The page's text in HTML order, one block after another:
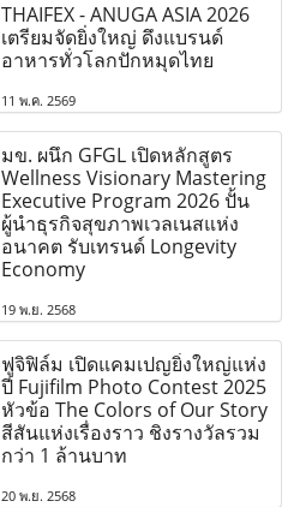
THAIFEX - ANUGA ASIA 2026
เตรียมจัดยิ่งใหญ่ ดึงแบรนด์
อาหารทั่วโลกปักหมุดไทย
11 พ.ค. 2569
มข. ผนึก GFGL เปิดหลักสูตร
Wellness Visionary Mastering
Executive Program 2026 ปั้น
ผู้นำธุรกิจสุขภาพเวลเนสแห่ง
อนาคต รับเทรนด์ Longevity
Economy
19 พ.ย. 2568
ฟูจิฟิล์ม เปิดแคมเปญยิ่งใหญ่แห่ง
ปี Fujifilm Photo Contest 2025
หัวข้อ The Colors of Our Story
สีสันแห่งเรื่องราว ชิงรางวัลรวม
กว่า 1 ล้านบาท
20 พ.ย. 2568